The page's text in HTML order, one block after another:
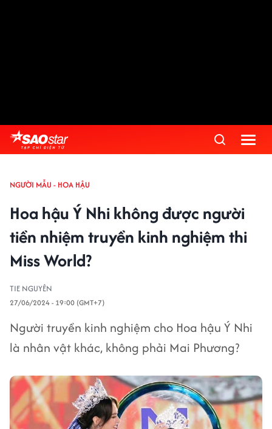
NGƯỜI MẪU - HOA HẬU
Hoa hậu Ý Nhi không được người
tiền nhiệm truyền kinh nghiệm thi
Miss World?
TIE NGUYÊN
27/06/2024 - 19:00 (GMT+7)
Người truyền kinh nghiệm cho Hoa hậu Ý Nhi
là nhân vật khác, không phải Mai Phương?